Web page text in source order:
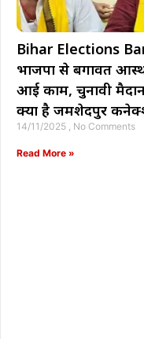
Bihar Elections
भाजपा से बगावत
आई काम, चुनावी
क्या है जमशेदपुर
14/11/2025 No Comments
Read More »